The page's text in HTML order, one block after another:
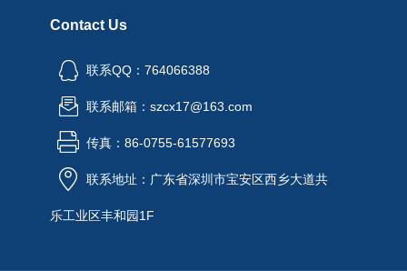
Contact Us
联系QQ：764066388
联系邮箱：szcx17@163.com
传真：86-0755-61577693
联系地址：广东省深圳市宝安区西乡大道共
乐工业区丰和园1F